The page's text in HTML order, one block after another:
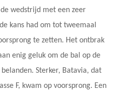
wedstrijd met een zeer
kans had om tot tweemaal
te zetten. Het ontbrak
enig geluk om de bal op de
Sterker, Batavia, dat
F, kwam op voorsprong. Een